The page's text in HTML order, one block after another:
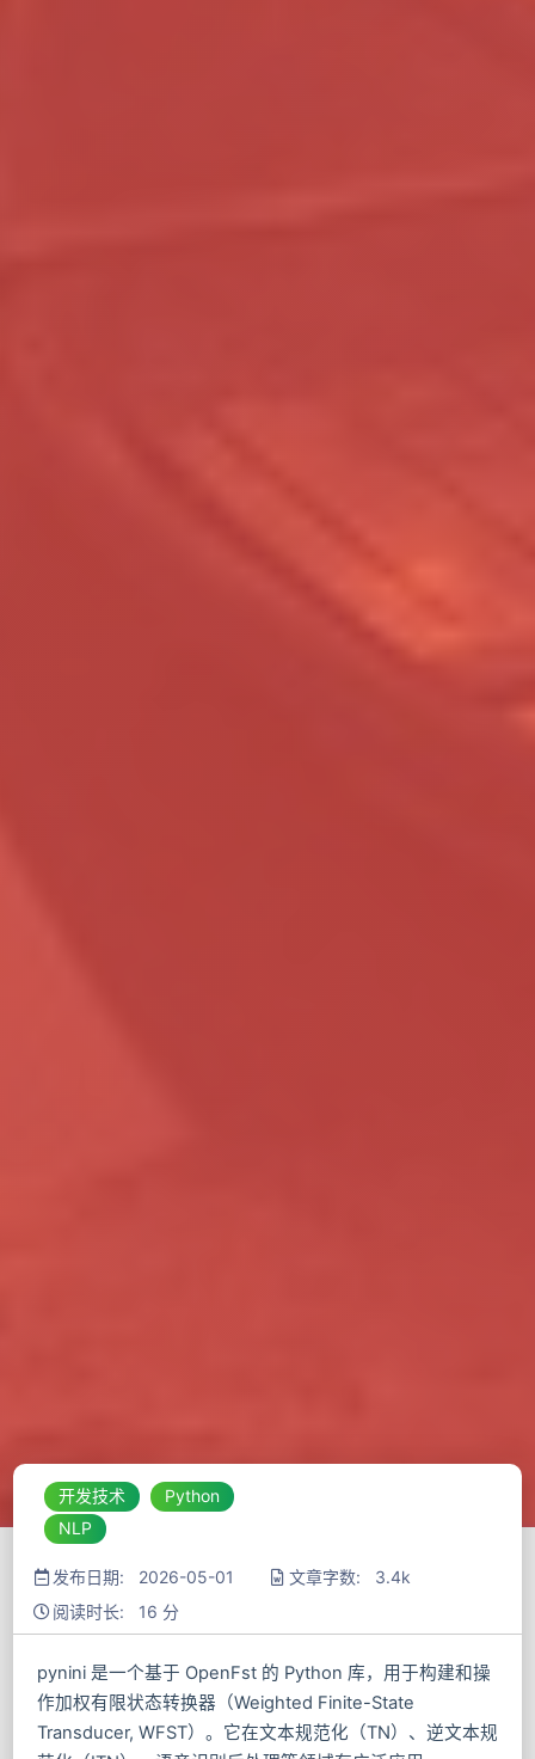
开发技术
Python
NLP
发布日期: 2026-05-01
文章字数: 3.4k
阅读时长: 16 分
pynini 是一个基于 OpenFst 的 Python 库，用于构建和操
作加权有限状态转换器（Weighted Finite-State
Transducer, WFST）。它在文本规范化（TN）、逆文本规